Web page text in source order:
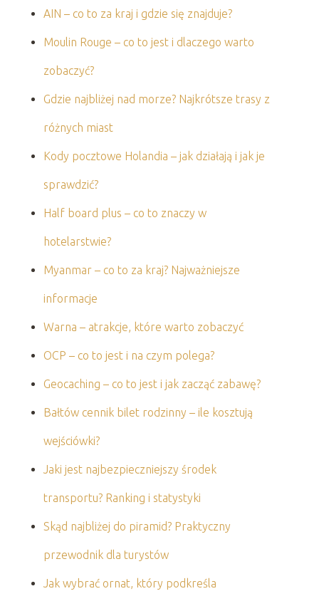
AIN – co to za kraj i gdzie się znajduje?
Moulin Rouge – co to jest i dlaczego warto
zobaczyć?
Gdzie najbliżej nad morze? Najkrótsze trasy z
różnych miast
Kody pocztowe Holandia – jak działają i jak je
sprawdzić?
Half board plus – co to znaczy w
hotelarstwie?
Myanmar – co to za kraj? Najważniejsze
informacje
Warna – atrakcje, które warto zobaczyć
OCP – co to jest i na czym polega?
Geocaching – co to jest i jak zacząć zabawę?
Bałtów cennik bilet rodzinny – ile kosztują
wejściówki?
Jaki jest najbezpieczniejszy środek
transportu? Ranking i statystyki
Skąd najbliżej do piramid? Praktyczny
przewodnik dla turystów
Jak wybrać ornat, który podkreśla